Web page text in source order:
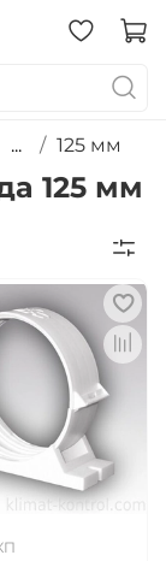
... 125 мм
125 мм